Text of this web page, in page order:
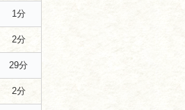
1分
2分
29分
2分